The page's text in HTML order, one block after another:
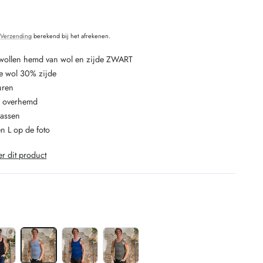
Verzendingberekend bij het afrekenen.
hemd van wol en zijde ZWART
wol 30% zijde
L op de foto
dit product